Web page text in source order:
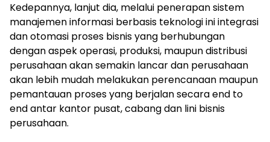
Kedepannya, lanjut dia, melalui penerapan sistem
manajemen informasi berbasis teknologi ini integrasi
dan otomasi proses bisnis yang berhubungan
dengan aspek operasi, produksi, maupun distribusi
perusahaan akan semakin lancar dan perusahaan
akan lebih mudah melakukan perencanaan maupun
pemantauan proses yang berjalan secara end to
end antar kantor pusat, cabang dan lini bisnis
perusahaan.